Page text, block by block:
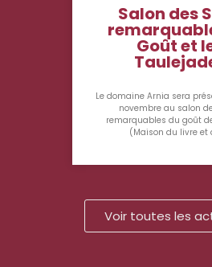
Salon des
Goût et
Le domaine Arnia sera
novembre au salon
remarquables du goût
(Maison du livre et
Voir toutes les